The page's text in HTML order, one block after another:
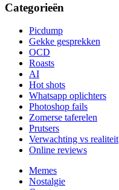
Categorieën
Picdump
Gekke gesprekken
OCD
Roasts
AI
Hot shots
Whatsapp oplichters
Photoshop fails
Zomerse taferelen
Prutsers
Verwachting vs realiteit
Online reviews
Memes
Nostalgie